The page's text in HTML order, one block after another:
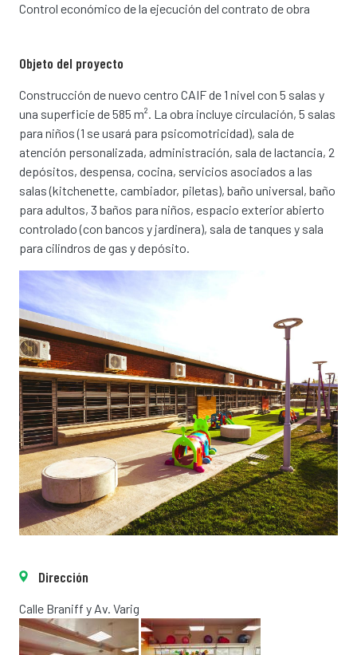
Control económico de la ejecución del contrato de obra
Objeto del proyecto
Construcción de nuevo centro CAIF de 1 nivel con 5 salas y
una superficie de 585 m². La obra incluye circulación, 5 salas
para niños (1 se usará para psicomotricidad), sala de
atención personalizada, administración, sala de lactancia, 2
depósitos, despensa, cocina, servicios asociados a las
salas (kitchenette, cambiador, piletas), baño universal, baño
para adultos, 3 baños para niños, espacio exterior abierto
controlado (con bancos y jardinera), sala de tanques y sala
para cilindros de gas y depósito.
Dirección
Calle Braniff y Av. Varig